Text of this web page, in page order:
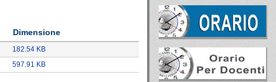
Dimensione
182.54 KB
597.91 KB